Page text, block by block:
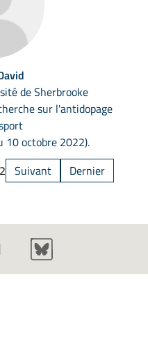
de Sherbrooke
sur l'antidopage
10 octobre 2022).
2 Suivant Dernier